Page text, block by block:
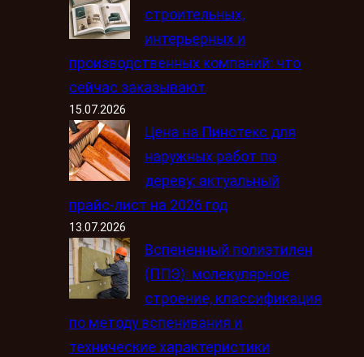
строительных,
интерьерных и
производственных компаний: что
сейчас заказывают
15.07.2026
Цена на Пинотекс для
наружных работ по
дереву: актуальный
прайс-лист на 2026 год
13.07.2026
Вспененный полиэтилен
(ППЭ): молекулярное
строение, классификация
по методу вспенивания и
технические характеристики